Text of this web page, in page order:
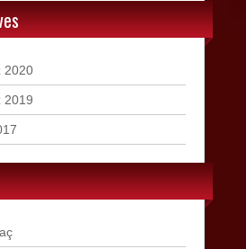
2020
2019